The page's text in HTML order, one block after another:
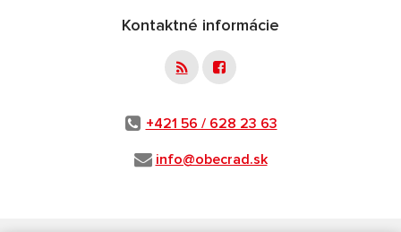
Kontaktné informácie
+421 56 / 628 23 63
info@obecrad.sk